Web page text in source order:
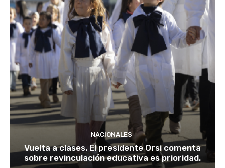
NACIONALES
Vuelta a clases. El presidente Orsi comenta
sobre revinculación educativa es prioridad.